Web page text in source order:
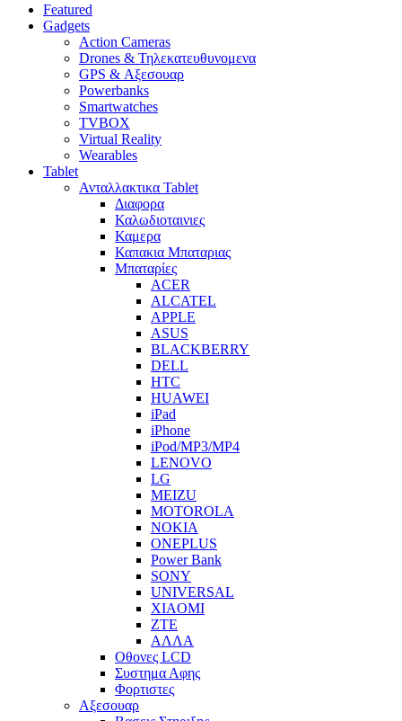
Featured
Gadgets
Action Cameras
Drones & Τηλεκατευθυνομενα
GPS & Αξεσουαρ
Powerbanks
Smartwatches
TVBOX
Virtual Reality
Wearables
Tablet
Ανταλλακτικα Tablet
Διαφορα
Καλωδιοταινιες
Καμερα
Καπακια Μπαταριας
Μπαταρίες
ACER
ALCATEL
APPLE
ASUS
BLACKBERRY
DELL
HTC
HUAWEI
iPad
iPhone
iPod/MP3/MP4
LENOVO
LG
MEIZU
MOTOROLA
NOKIA
ONEPLUS
Power Bank
SONY
UNIVERSAL
XIAOMI
ZTE
ΑΛΛΑ
Οθονες LCD
Συστημα Αφης
Φορτιστες
Αξεσουαρ